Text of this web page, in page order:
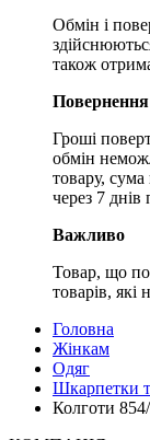
Обмін і
також
Гроші
обмін
товару,
через 7 днів
Важливо
Товар, що
товарів,
Головна
Жінкам
Одяг
Шкарпетки
Колготи